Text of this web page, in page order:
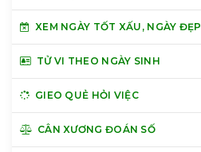
XEM NGÀY TỐT XẤU, NGÀY ĐẸP
TỬ VI THEO NGÀY SINH
GIEO QUẺ HỎI VIỆC
CÂN XƯƠNG ĐOÁN SỐ